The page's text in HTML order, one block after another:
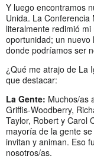
Y luego encontramos
Unida. La
literalmente redimió
oportunidad; un
donde podríamos ser
¿Qué me atrajo de La
que destacar:
La Gente: Muchos/as
Griffis-Woodberry,
Taylor, Robert y Carol
mayoría de la gente
invitan y animan. Eso
nosotros/as.